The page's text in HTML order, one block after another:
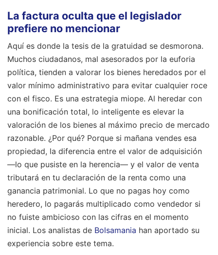
La factura oculta que el legislador
prefiere no mencionar
Aquí es donde la tesis de la gratuidad se desmorona.
Muchos ciudadanos, mal asesorados por la euforia
política, tienden a valorar los bienes heredados por el
valor mínimo administrativo para evitar cualquier roce
con el fisco. Es una estrategia miope. Al heredar con
una bonificación total, lo inteligente es elevar la
valoración de los bienes al máximo precio de mercado
razonable. ¿Por qué? Porque si mañana vendes esa
propiedad, la diferencia entre el valor de adquisición
—lo que pusiste en la herencia— y el valor de venta
tributará en tu declaración de la renta como una
ganancia patrimonial. Lo que no pagas hoy como
heredero, lo pagarás multiplicado como vendedor si
no fuiste ambicioso con las cifras en el momento
inicial. Los analistas de Bolsamania han aportado su
experiencia sobre este tema.